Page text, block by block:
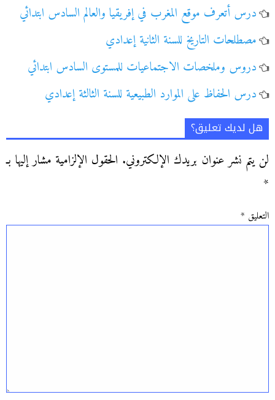
درس أتعرف موقع المغرب في إفريقيا والعالم السادس ابتدائي
مصطلحات التاريخ للسنة الثانية إعدادي
دروس وملخصات الاجتماعيات للمستوى السادس ابتدائي
درس الحفاظ على الموارد الطبيعية للسنة الثالثة إعدادي
هل لديك تعليق؟
لن يتم نشر عنوان بريدك الإلكتروني. الحقول الإلزامية مشار إليها بـ
*
التعليق *